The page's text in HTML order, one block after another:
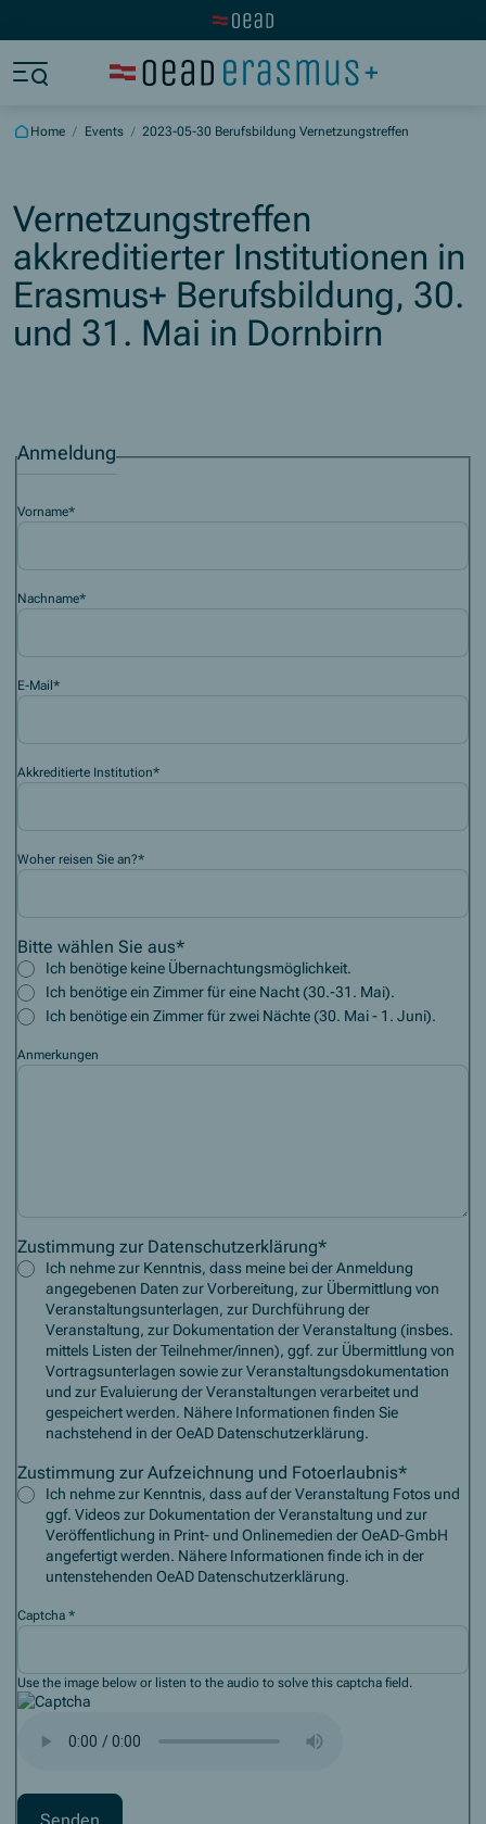
Home / Events / 2023-05-30 Berufsbildung Vernetzungstreffen
Vernetzungstreffen
akkreditierter Institutionen in
Erasmus+ Berufsbildung, 30.
und 31. Mai in Dornbirn
Anmeldung
Vorname*
Nachname*
E-Mail*
Akkreditierte Institution*
Woher reisen Sie an?*
Bitte wählen Sie aus*
Ich benötige keine Übernachtungsmöglichkeit.
Ich benötige ein Zimmer für eine Nacht (30.-31. Mai).
Ich benötige ein Zimmer für zwei Nächte (30. Mai - 1. Juni).
Anmerkungen
Zustimmung zur Datenschutzerklärung*
Ich nehme zur Kenntnis, dass meine bei der Anmeldung
angegebenen Daten zur Vorbereitung, zur Übermittlung von
Veranstaltungsunterlagen, zur Durchführung der
Veranstaltung, zur Dokumentation der Veranstaltung (insbes.
mittels Listen der Teilnehmer/innen), ggf. zur Übermittlung von
Vortragsunterlagen sowie zur Veranstaltungsdokumentation
und zur Evaluierung der Veranstaltungen verarbeitet und
gespeichert werden. Nähere Informationen finden Sie
nachstehend in der OeAD Datenschutzerklärung.
Zustimmung zur Aufzeichnung und Fotoerlaubnis*
Ich nehme zur Kenntnis, dass auf der Veranstaltung Fotos und
ggf. Videos zur Dokumentation der Veranstaltung und zur
Veröffentlichung in Print- und Onlinemedien der OeAD-GmbH
angefertigt werden. Nähere Informationen finde ich in der
untenstehenden OeAD Datenschutzerklärung.
Captcha*
Use the image below or listen to the audio to solve this captcha field.